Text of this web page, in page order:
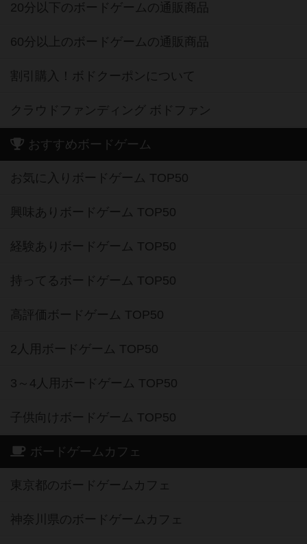
20分以下のボードゲームの通販商品
60分以上のボードゲームの通販商品
割引購入！ボドクーポンについて
クラウドファンディング ボドファン
おすすめボードゲーム
お気に入りボードゲーム TOP50
興味ありボードゲーム TOP50
経験ありボードゲーム TOP50
持ってるボードゲーム TOP50
高評価ボードゲーム TOP50
2人用ボードゲーム TOP50
3～4人用ボードゲーム TOP50
子供向けボードゲーム TOP50
ボードゲームカフェ
東京都のボードゲームカフェ
神奈川県のボードゲームカフェ